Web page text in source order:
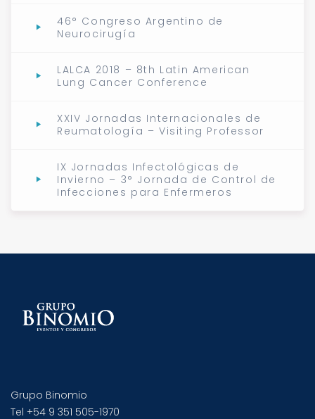
46° Congreso Argentino de
Neurocirugía
LALCA 2018 – 8th Latin American
Lung Cancer Conference
XXIV Jornadas Internacionales de
Reumatología – Visiting Professor
IX Jornadas Infectológicas de
Invierno – 3° Jornada de Control de
Infecciones para Enfermeros
Grupo Binomio
Tel +54 9 351 505-1970